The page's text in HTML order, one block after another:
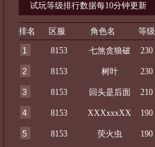
试玩等级排行数据每10分钟更新
排名 区服 角色名
等级
1
8153 七煞贪狼破 230
2 8153 树叶 230
3 8153 回头是后面 210
4 8153 XXXxxxXX 190
5 8153 荧火虫 190